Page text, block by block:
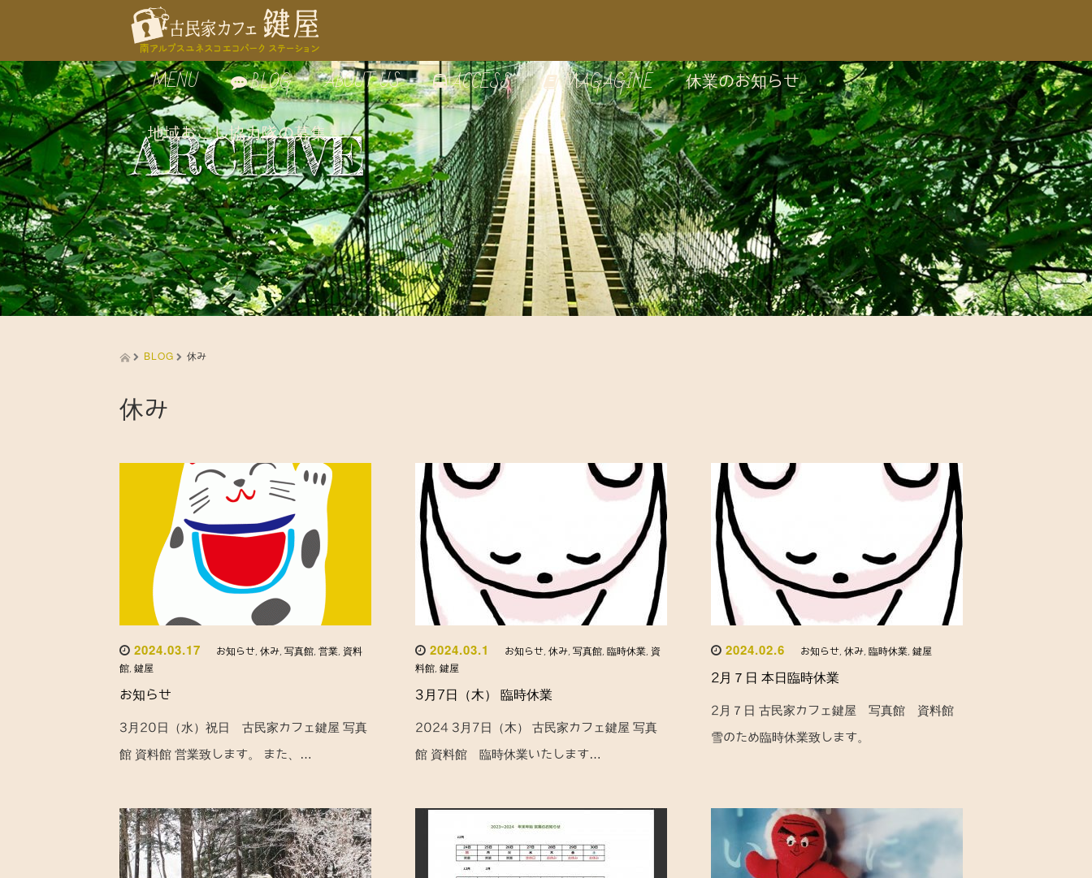
MENU
お食事
自家製スイーツ
お飲み物
BLOG ABOUT US
鍵屋の雰囲気
鍵屋のうつわ
古民家で絵付け体験
周辺の見どころ
ACCESS MAGAGINE
休業のお知らせ
地域おこし協力隊の募集
ARCHIVE
BLOG 休み
休み
2024.03.17 お知らせ 休み 写真館 営業 資料
館 鍵屋
お知らせ
3月20日（水）祝日 古民家カフェ鍵屋 写真
館 資料館 営業致します。 また、…
2024.03.1 お知らせ, 休み, 写真館, 臨時休業, 資
料館, 鍵屋
3月7日（木） 臨時休業
2024 3月7日（木） 古民家カフェ鍵屋 写真
館 資料館 臨時休業いたします…
2024.02.6 お知らせ, 休み, 臨時休業, 鍵屋
2月７日 本日臨時休業
2月７日 古民家カフェ鍵屋 写真館 資料館
雪のため臨時休業致します。